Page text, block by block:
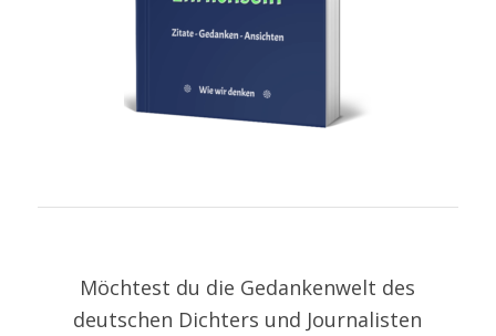
Möchtest du die Gedankenwelt des
deutschen Dichters und Journalisten